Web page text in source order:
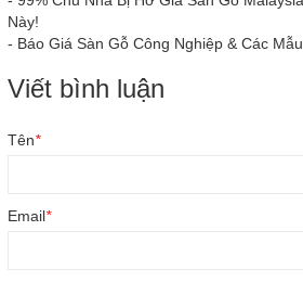
Này!
- Báo Giá Sàn Gỗ Công Nghiệp & Các
Viết bình luận
Tên*
Email*